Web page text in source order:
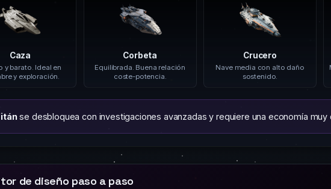
Caza
y barato. Ideal en
y exploración.
Corbeta
Equilibrada. Buena relación
coste-potencia.
Crucero
Nave media con alto daño
sostenido.
se desbloquea con investigaciones avanzadas y requiere una economía muy
de diseño paso a paso